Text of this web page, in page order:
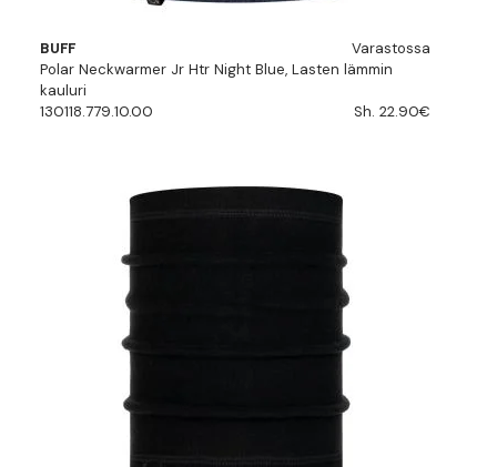
BUFF
Varastossa
Polar Neckwarmer Jr Htr Night Blue, Lasten lämmin
kauluri
130118.779.10.00
Sh. 22.90€